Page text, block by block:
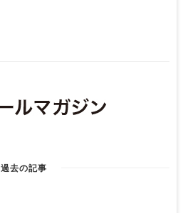
過去の記事